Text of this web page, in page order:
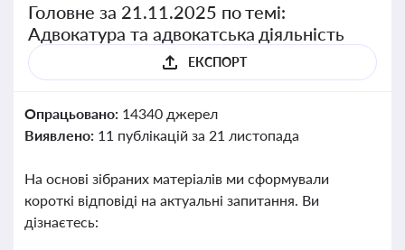
Головне за 21.11.2025 по темі:
Адвокатура та адвокатська діяльність
ЕКСПОРТ
Опрацьовано: 14340 джерел
Виявлено: 11 публікацій за 21 листопада
На основі зібраних матеріалів ми сформували
короткі відповіді на актуальні запитання. Ви
дізнаєтесь: